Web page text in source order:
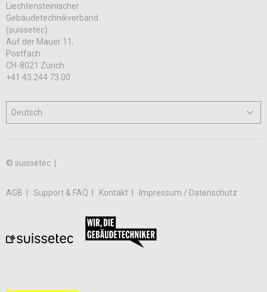
Liechtensteinischer
Gebäudetechnikverband
(suissetec)
Auf der Mauer 11,
Postfach
CH-8021 Zürich
+41 43 244 73 00
© suissetec |
AGB Support & FAQ Kontakt Impressum / Datenschutz